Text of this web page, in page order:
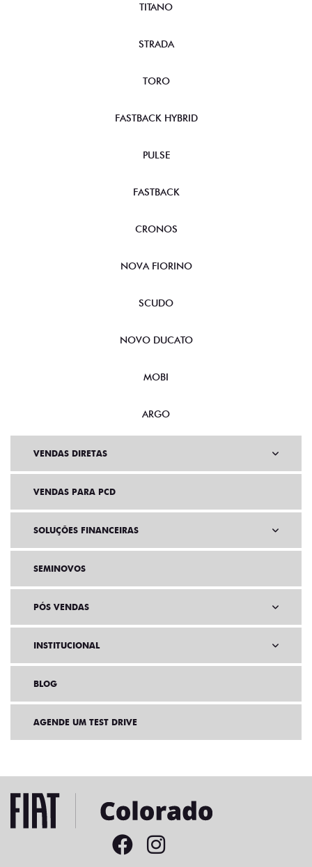
TITANO
STRADA
TORO
FASTBACK HYBRID
PULSE
FASTBACK
CRONOS
NOVA FIORINO
SCUDO
NOVO DUCATO
MOBI
ARGO
VENDAS DIRETAS
VENDAS PARA PCD
SOLUÇÕES FINANCEIRAS
SEMINOVOS
PÓS VENDAS
INSTITUCIONAL
BLOG
AGENDE UM TEST DRIVE